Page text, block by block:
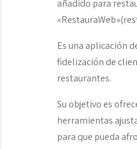
añadido para
Es una aplicación
fidelización de
restaurantes.
Su objetivo es
herramientas
para que pueda